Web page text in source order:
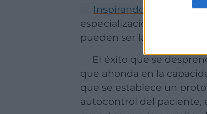
Inspirando
especialización en la
pueden ser la adicción a
El éxito que se desprende de los resultados y satisfacción de sus usuarios se basa en una perspectiva
que ahonda en la
que se establece un
autocontrol del paciente,